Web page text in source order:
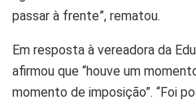
passar à frente”, rematou.
Em resposta à vereadora da
afirmou que “houve um
momento de imposição”. “Foi